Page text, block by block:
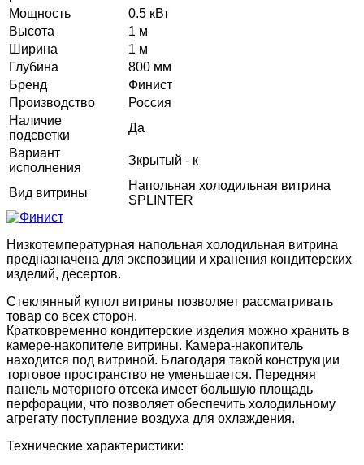
Мощность
0.5 кВт
Высота
1 м
Ширина
1 м
Глубина
800 мм
Бренд
Финист
Производство
Россия
Наличие
подсветки
Да
Вариант
исполнения
Зкрытый - к
Вид витрины
Напольная холодильная витрина
SPLINTER
Низкотемпературная напольная холодильная витрина
предназначена для экспозиции и хранения кондитерских
изделий, десертов.
Стеклянный купол витрины позволяет рассматривать
товар со всех сторон.
Кратковременно кондитерские изделия можно хранить в
камере-накопителе витрины. Камера-накопитель
находится под витриной. Благодаря такой конструкции
торговое пространство не уменьшается. Передняя
панель моторного отсека имеет большую площадь
перфорации, что позволяет обеспечить холодильному
агрегату поступление воздуха для охлаждения.
Технические характеристики: